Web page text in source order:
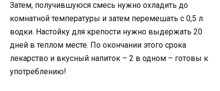
Затем, получившуюся смесь нужно охладить до
комнатной температуры и затем перемешать с 0,5 л.
водки. Настойку для крепости нужно выдержать 20
дней в теплом месте. По окончании этого срока
лекарство и вкусный напиток – 2 в одном – готовы к
употреблению!